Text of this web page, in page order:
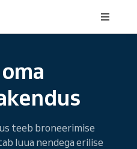
teeb broneerimise
luua nendega erilise